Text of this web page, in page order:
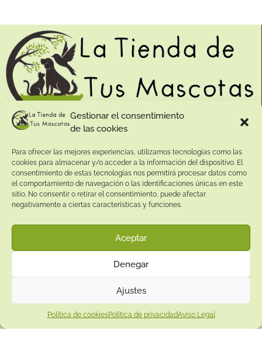
Gestionar el consentimiento
de las cookies
Para ofrecer las mejores experiencias, utilizamos tecnologías como las
cookies para almacenar y/o acceder a la información del dispositivo. El
consentimiento de estas tecnologías nos permitirá procesar datos como
el comportamiento de navegación o las identificaciones únicas en este
sitio. No consentir o retirar el consentimiento, puede afectar
negativamente a ciertas características y funciones.
Aceptar
Denegar
Ajustes
Política de cookiesPolítica de privacidadAviso Legal
Contacto:
Dirección:
Calle Pepe Jiménez 19, Rute, 14950 Códoba. España
Teléfono:
+34641081328
Email:
info@latiendadetusmascotas.com
Enlaces de interés:
Aviso Legal